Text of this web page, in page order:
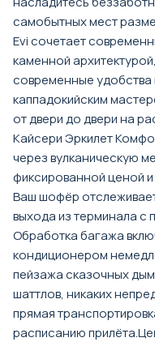
самобытных мест
Evi сочетает
каменной
современные
каппадокийским
от двери до двери на
Кайсери Эркилет
через вулканическую
фиксированной ценой
Ваш шофёр
выхода из терминала с
Обработка багажа
кондиционером
пейзажа сказочных
шаттлов, никаких
прямая
расписанию